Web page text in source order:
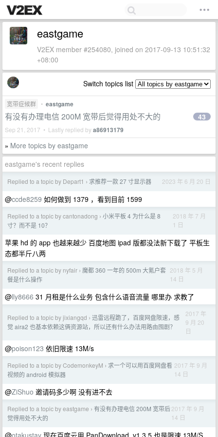
eastgame
V2EX member #254080, joined on 2017-09-13 10:51:32
+08:00
Switch topics list
宽带症候群 • eastgame
有没有办理电信 200M 宽带后觉得用处不大的
Sep 21, 2017 • Lastly replied bya86913179
43
» More topics by eastgame
eastgame's recent replies
Replied to a topic by Depart1 › 求推荐一款 27 寸显示器 2023 年 6 月 20 日
@ccde8259 如何做到 1379 ，看到目前 1599
Replied to a topic by cantonadong › 小米平板 4 为什么是 8
寸？而不是 10？
2018 年 7 月
1 日
苹果 hd 的 app 也越来越少 百度地图 ipad 版都没法新下载了 平板生
态都半斤八两
Replied to a topic by nyfair › 魔都 360 一年的 500m 大氪户套
餐是什么操作
2018 年 5 月
14 日
@lly8666 31 月租是什么业务 包含什么语音流量 哪里办 求教了
Replied to a topic by jixiangqd › 迅雷远程跪了，百度网盘限速，感
觉 aira2 也基本依赖这俩资源站，所以还有什么办法用路由囤剧？
2017 年
9 月 20
日
@poison123 依旧限速 13M/s
Replied to a topic by CodemonkeyM › 求一个可以用百度网盘看
视频的 android 模拟器
2017 年 9 月
14 日
@ZiShuo 邀请码多少啊 没有进不去
Replied to a topic by eastgame › 有没有办理电信 200M 宽带后
觉得用处不大的
2017 年 9 月
14 日
@otakustay 现在百度云用 PanDownload_v1.3.5 也是限速 13M/S